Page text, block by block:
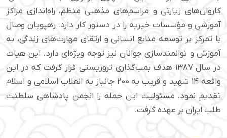
کاروان‌های زیارتی و مراسم‌های مذهبی منظم، راه‌اندازی مراکز
آموزشی و مؤسسات خیریه را در دستور کار دارد. رهپویان وصال
با تمرکز بر توسعه منابع انسانی و ارتقای مهارت‌های زندگی، به
آموزش و توانمندسازی جوانان نیز توجه ویژه‌ای دارد. این هیات
در سال ۱۳۸۷ هدف بمب‌گذاری تروریستی قرار گرفت که در این
واقعه ۱۴ شهید و قریب به ۲۰۰ جانباز به انقلاب اسلامی و اسلام
تقدیم نمود. مسئولیت این حمله را انجمن پادشاهی سلطنت
طلب ایران بر عهده گرفت.